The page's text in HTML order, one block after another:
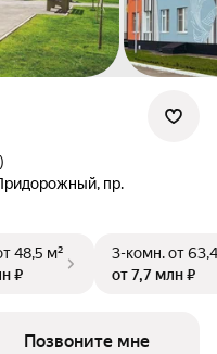
пр.
48,5 м²
₽
3-комн.от
от 7,7 млн ₽
Позвоните мне